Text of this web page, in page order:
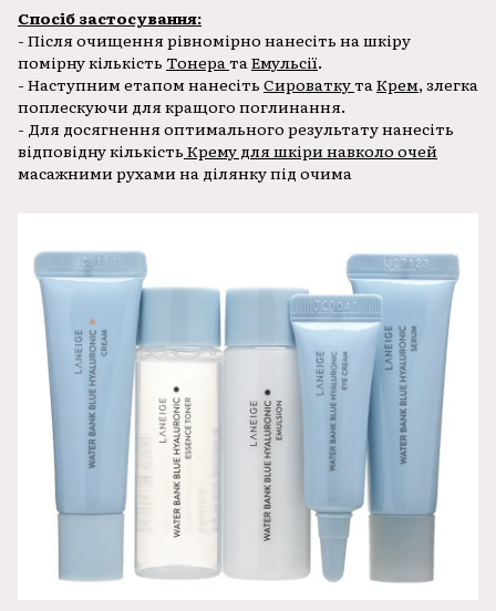
Спосіб застосування:
- Після очищення рівномірно нанесіть на шкіру
помірну кількість Тонера та Емульсії.
- Наступним етапом нанесіть Сироваткута Крем, злегка
поплескуючи для кращого поглинання.
- Для досягнення оптимального результату нанесіть
відповідну кількість Крему для шкіри навколо очей
масажними рухами на ділянку під очима